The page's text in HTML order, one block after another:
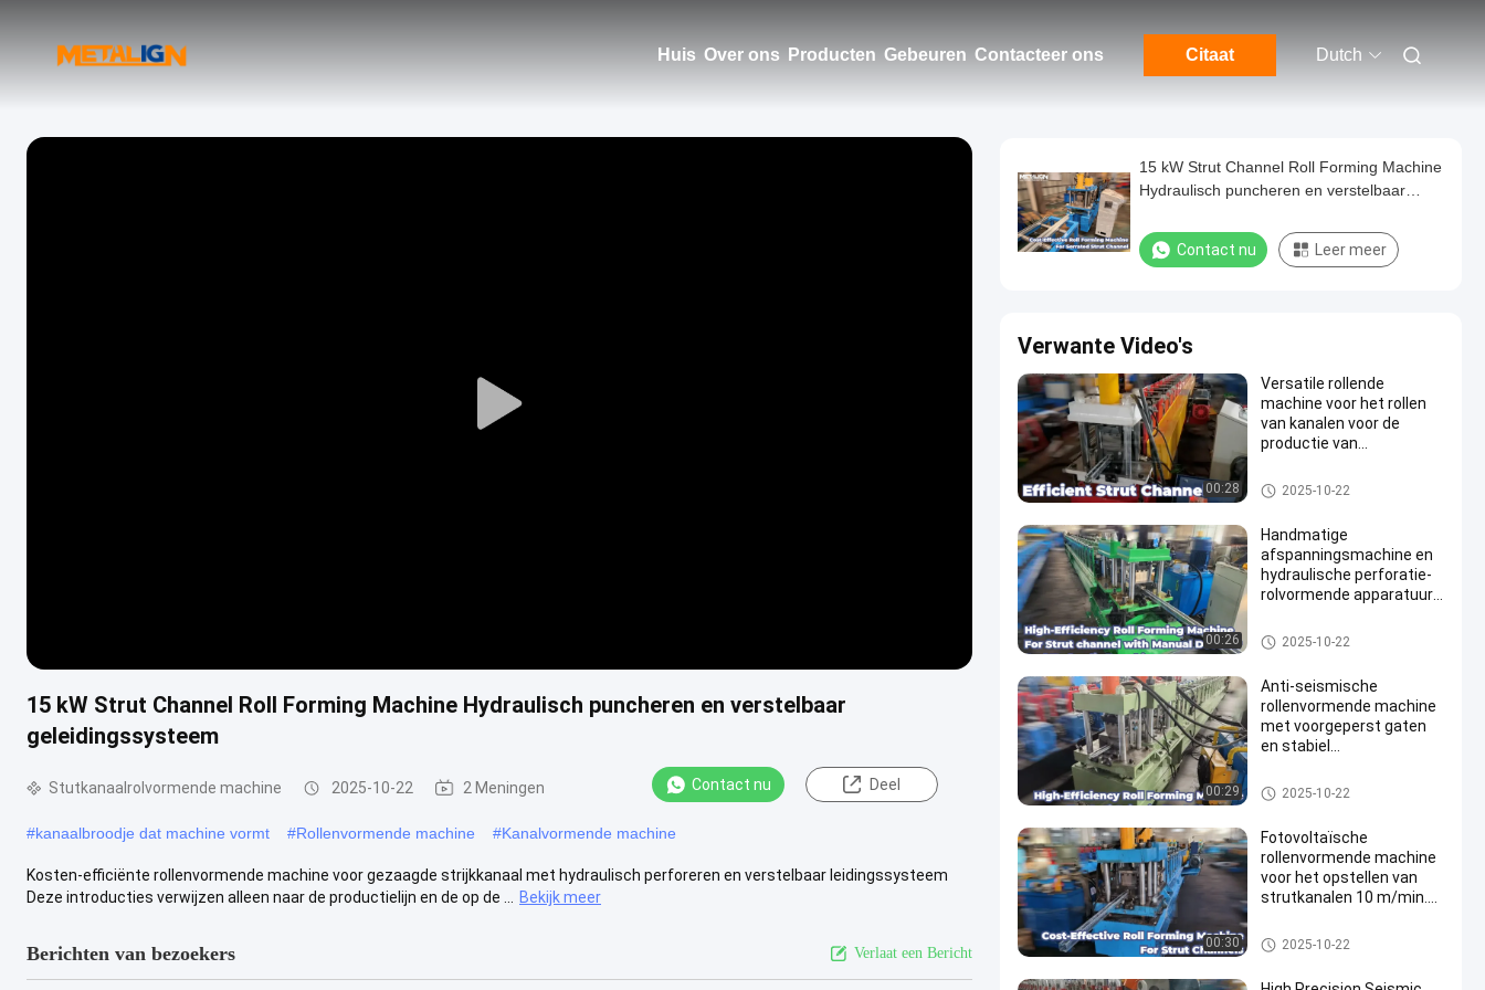
Huis Over ons Producten Gebeuren Contacteer ons Citaat Dutch
Play
15 kW Strut Channel Roll Forming Machine Hydraulisch puncheren en verstelbaar
geleidingssysteem
Stutkanaalrolvormende machine 2025-10-22 2 Meningen Contact nu Deel
#kanaalbroodje dat machine vormt #Rollenvormende machine #Kanalvormende machine
Kosten-efficiënte rollenvormende machine voor gezaagde strijkkanaal met hydraulisch perforeren en verstelbaar leidingssysteem
Deze introducties verwijzen alleen naar de productielijn en de op de ...
Bekijk meer
Berichten van bezoekers Verlaat een Bericht
15 kW Strut Channel Roll Forming Machine
Hydraulisch puncheren en verstelbaar
Contact nu Leer meer
Verwante Video's
00:28
Versatile rollende
machine voor het rollen
van kanalen voor de
productie van
versterkt ribdrukken
Stutkanaalrolvormende machi
ne
2025-10-22
00:26
Handmatige
afspanningsmachine en
hydraulische perforatie-
rolvormende apparatuur
Stutkanaalrolvormende machi
ne
2025-10-22
00:29
Anti-seismische
rollenvormende machine
met voorgeperst gaten
en stabiel
Stutkanaalrolvormende machi
ne
2025-10-22
00:30
Fotovoltaïsche
rollenvormende machine
voor het opstellen van
strutkanalen 10 m/min.
en snijden
Stutkanaalrolvormende machi
ne
2025-10-22